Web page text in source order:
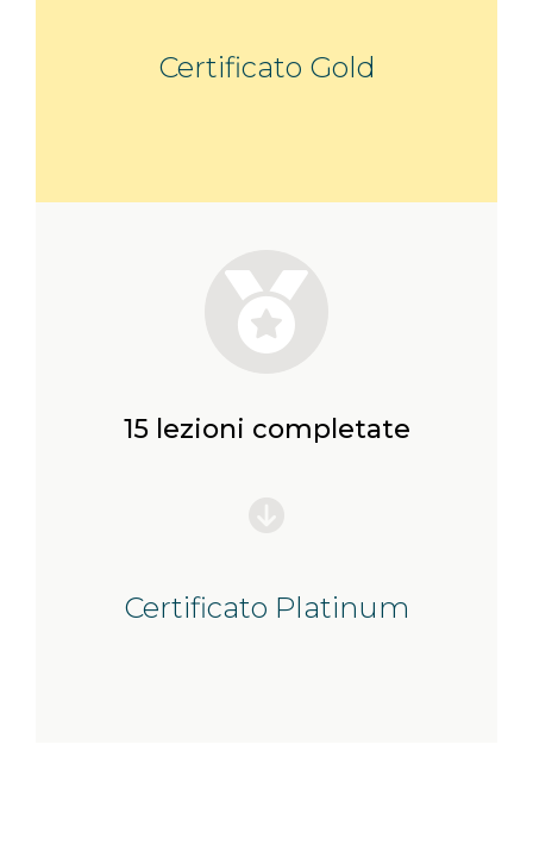
Certificato Gold
15 lezioni completate
Certificato Platinum